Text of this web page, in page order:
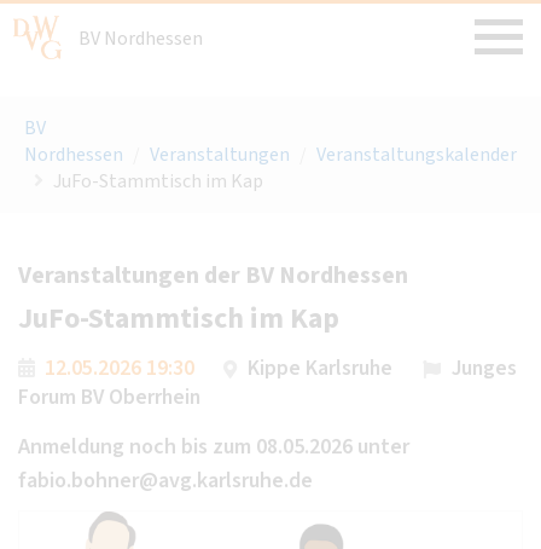
BV Nordhessen
BV
Nordhessen
Veranstaltungen
Veranstaltungskalender
JuFo-Stammtisch im Kap
Veranstaltungen der BV Nordhessen
JuFo-Stammtisch im Kap
12.05.2026 19:30 Kippe Karlsruhe
Junges
Forum BV Oberrhein
Anmeldung noch bis zum 08.05.2026 unter
fabio.bohner@avg.karlsruhe.de